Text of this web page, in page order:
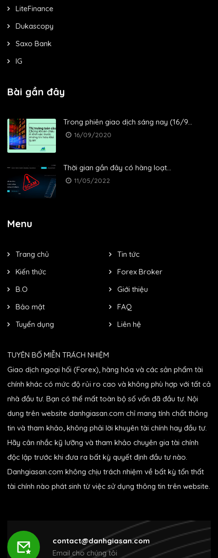
LiteFinance
Dukascopy
Saxo Bank
IG
Bài gần đây
Trong phiên giao dịch sáng nay (16/9...
16/09/2020
Thời gian gần đây có hàng loạt...
11/05/2022
Menu
Trang chủ
Tin tức
Kiến thức
Forex Broker
B.O
Giới thiệu
Bảo mật
FAQ
Tuyển dụng
Liên hệ
TUYÊN BỐ MIỄN TRÁCH NHIỆM
Giao dịch ngoại hối (Forex), hàng hóa và các sản phẩm tài
chính khác có mức độ rủi ro cao và không phù hợp với tất cả
nhà đầu tư. Bạn có thể mất toàn bộ số vốn đã đầu tư. Nội
dung trên website danhgiasan.com chỉ mang tính chất thông
tin và tham khảo, không phải lời khuyên tài chính hay đầu tư.
Hãy cân nhắc kỹ lưỡng và tham khảo chuyên gia tài chính
độc lập trước khi đưa ra bất kỳ quyết định đầu tư nào.
Danhgiasan.com không chịu trách nhiệm về bất kỳ tổn thất
tài chính nào phát sinh từ việc sử dụng thông tin trên website.
contact@danhgiasan.com
Email cho chúng tôi